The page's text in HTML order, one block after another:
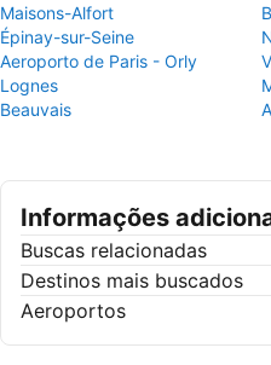
Maisons-Alfort
Épinay-sur-Seine
Aeroporto de Paris - Orly
Lognes
Beauvais
Informações
Buscas relacionadas
Destinos mais buscados
Aeroportos